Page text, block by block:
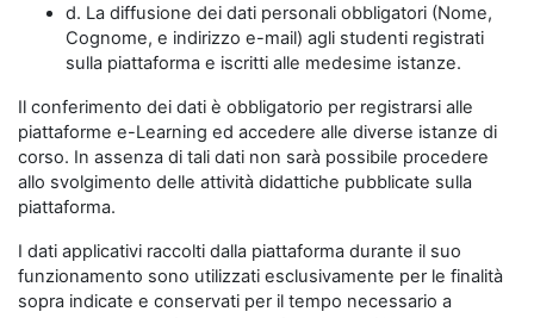
d. La diffusione dei dati personali obbligatori (Nome,
Cognome, e indirizzo e-mail) agli studenti registrati
sulla piattaforma e iscritti alle medesime istanze.
Il conferimento dei dati è obbligatorio per registrarsi alle
piattaforme e-Learning ed accedere alle diverse istanze di
corso. In assenza di tali dati non sarà possibile procedere
allo svolgimento delle attività didattiche pubblicate sulla
piattaforma.
I dati applicativi raccolti dalla piattaforma durante il suo
funzionamento sono utilizzati esclusivamente per le finalità
sopra indicate e conservati per il tempo necessario a